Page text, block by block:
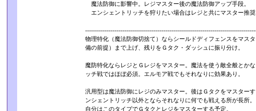
魔法防御に影響中。レジマスター後の魔法防御アップ手段。
エンシェントリッチを狩りたい場合はレジと共にマスター推奨
----------------------------------------­----------------------------------------­
物理特化（魔法防御切捨て）ならシールドディフェンスをマス
備の前提）まで上げ、残りをＧタク・ダッシュに振り分け。
魔防特化ならレジとＧレジをマスター。魔法を使う敵全般とか
ッチ戦ではほぼ必須。エルモア戦でもそれなりに効果あり。
汎用型は魔法防御にレジのみマスター。後はＧタクをマスター
ンシェントリッチ以外とならそれなりに何でも戦える所が長所。
自分はこのタイプでＧタクとレジをマスターする予定。